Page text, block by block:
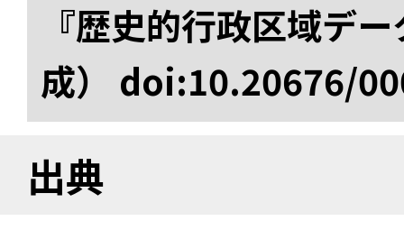
『歴史的行政区域デ
成） doi:10.20676/
出典